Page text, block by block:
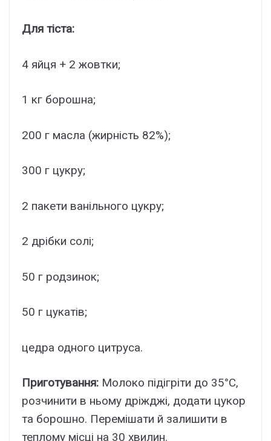
Для тіста:
4 яйця + 2 жовтки;
1 кг борошна;
200 г масла (жирність 82%);
300 г цукру;
2 пакети ванільного цукру;
2 дрібки солі;
50 г родзинок;
50 г цукатів;
цедра одного цитруса.
Приготування: Молоко підігріти до 35°С,
розчинити в ньому дріжджі, додати цукор
та борошно. Перемішати й залишити в
теплому місці на 30 хвилин.